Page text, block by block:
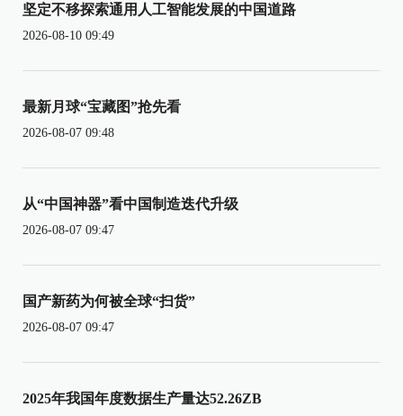
坚定不移探索通用人工智能发展的中国道路
2026-08-10 09:49
最新月球“宝藏图”抢先看
2026-08-07 09:48
从“中国神器”看中国制造迭代升级
2026-08-07 09:47
国产新药为何被全球“扫货”
2026-08-07 09:47
2025年我国年度数据生产量达52.26ZB